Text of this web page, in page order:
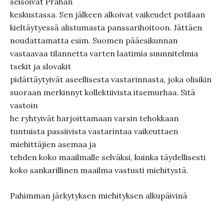
keskustassa. Sen jälkeen alkoivat vaikeudet potilaan
kieltäytyessä alistumasta panssarihoitoon. Jättäen
noudattamatta esim. Suomen pääesikunnan
vastaavaa tilannetta varten laatimia suunnitelmia
tsekit ja slovakit
pidättäytyivät aseellisesta vastarinnasta, joka olisikin
suoraan merkinnyt kollektiivista itsemurhaa. Sitä
vastoin
he ryhtyivät harjoittamaan varsin tehokkaan
tuntuista passiivista vastarintaa vaikeuttaen
miehittäjien asemaa ja
tehden koko maailmalle selväksi, kuinka täydellisesti
koko sankarillinen maailma vastusti miehitystä.
Pahimman järkytyksen miehityksen alkupäivinä